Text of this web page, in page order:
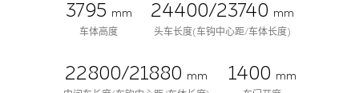
3795 mm
车体高度
24400/23740 mm
头车长度(车钩中心距/车体长度)
22800/21880 mm
1400 mm